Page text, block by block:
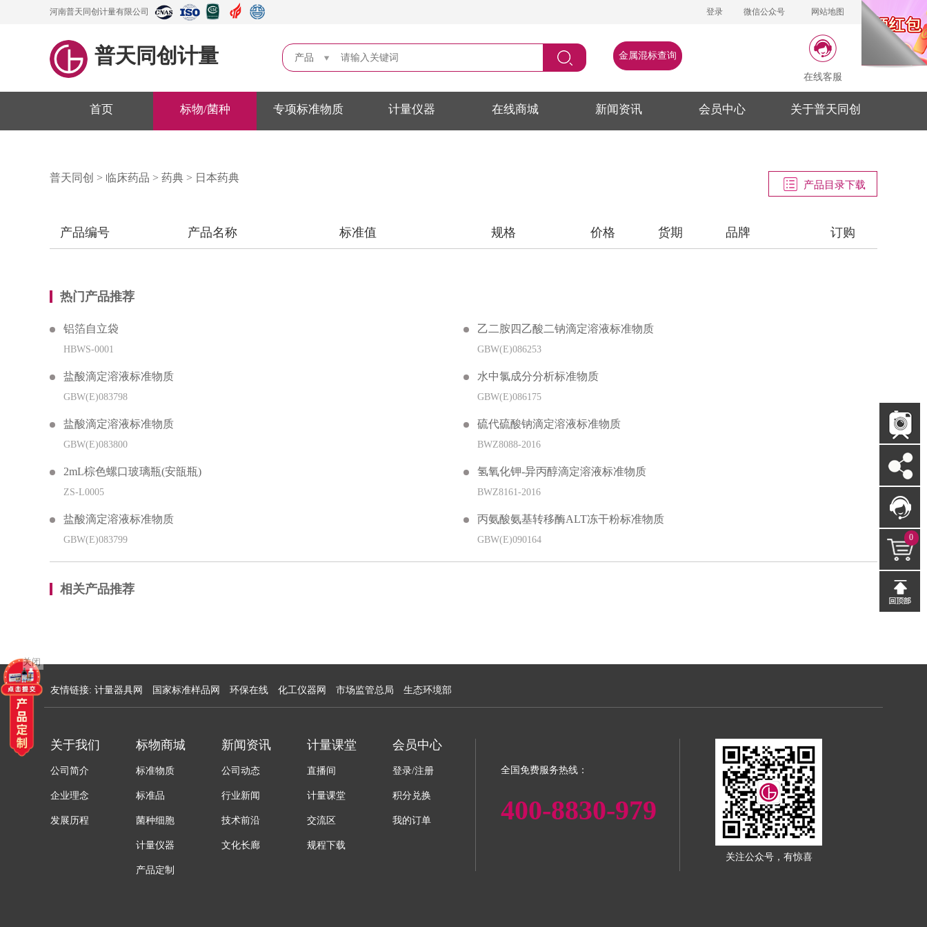
河南普天同创计量有限公司 登录 微信公众号 网站地图
普天同创计量 产品 金属混标查询
在线客服
首页 标物/菌种 专项标准物质 计量仪器 在线商城 新闻资讯 会员中心 关于普天同创
普天同创 > 临床药品 > 药典 > 日本药典
产品目录下载
产品编号 产品名称 标准值 规格 价格 货期 品牌 订购
热门产品推荐
铝箔自立袋
HBWS-0001
盐酸滴定溶液标准物质
GBW(E)083798
盐酸滴定溶液标准物质
GBW(E)083800
2mL棕色螺口玻璃瓶(安瓿瓶)
ZS-L0005
盐酸滴定溶液标准物质
GBW(E)083799
乙二胺四乙酸二钠滴定溶液标准物质
GBW(E)086253
水中氯成分分析标准物质
GBW(E)086175
硫代硫酸钠滴定溶液标准物质
BWZ8088-2016
氢氧化钾-异丙醇滴定溶液标准物质
BWZ8161-2016
丙氨酸氨基转移酶ALT冻干粉标准物质
GBW(E)090164
相关产品推荐
友情链接: 计量器具网 国家标准样品网 环保在线 化工仪器网 市场监管总局 生态环境部
关于我们
公司简介
企业理念
发展历程
标物商城
标准物质
标准品
菌种细胞
计量仪器
产品定制
新闻资讯
公司动态
行业新闻
技术前沿
文化长廊
计量课堂
直播间
计量课堂
交流区
规程下载
会员中心
登录/注册
积分兑换
我的订单
全国免费服务热线：
400-8830-979
关注公众号，有惊喜
关闭
0